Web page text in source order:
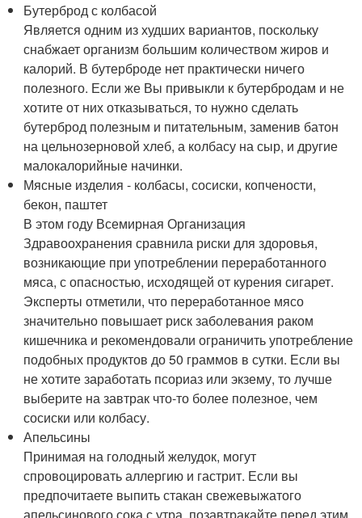
Бутерброд с колбасой
Является одним из худших вариантов, поскольку
снабжает организм большим количеством жиров и
калорий. В бутерброде нет практически ничего
полезного. Если же Вы привыкли к бутербродам и не
хотите от них отказываться, то нужно сделать
бутерброд полезным и питательным, заменив батон
на цельнозерновой хлеб, а колбасу на сыр, и другие
малокалорийные начинки.
Мясные изделия - колбасы, сосиски, копчености,
бекон, паштет
В этом году Всемирная Организация
Здравоохранения сравнила риски для здоровья,
возникающие при употреблении переработанного
мяса, с опасностью, исходящей от курения сигарет.
Эксперты отметили, что переработанное мясо
значительно повышает риск заболевания раком
кишечника и рекомендовали ограничить употребление
подобных продуктов до 50 граммов в сутки. Если вы
не хотите заработать псориаз или экзему, то лучше
выберите на завтрак что-то более полезное, чем
сосиски или колбасу.
Апельсины
Принимая на голодный желудок, могут
спровоцировать аллергию и гастрит. Если вы
предпочитаете выпить стакан свежевыжатого